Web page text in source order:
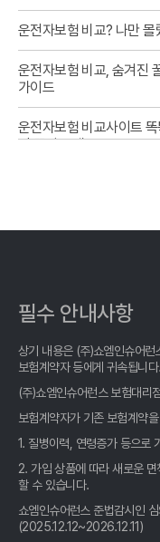
운전자보험 비교? 나만
운전자보험 비교, 숨겨진
가이드
운전자보험 비교사이트
진 꿀팁 공개
꿀팁
운전자보험 비교사이트,
로 확인하세요!
운전자보험 비교사이트
- 운전자보험 비교, 2026
운전자보험 비교사이트
꿀팁 대방출!
필수 안내사항
상기 내용은 (주)쇼엠인슈어
보험계약자 등에게 귀속됩니다.
(주)쇼엠인슈어런스 보험대
보험계약자가 기존 보험계약
1. 질병이력, 연령증가 등으로
2. 가입 상품에 따라 새로운
할 수 있습니다.
쇼엠인슈어런스 준법감시인
(2025.12.12~2026.12.11)